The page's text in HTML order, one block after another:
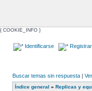
{ COOKIE_INFO }
Identificarse
Buscar temas sin respuesta |
Índice general » Replicas y